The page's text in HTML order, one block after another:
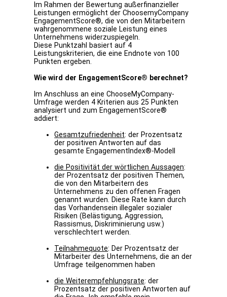
Im Rahmen der Bewertung außerfinanzieller
Leistungen ermöglicht der ChoosemyCompany
EngagementScore®, die von den Mitarbeitern
wahrgenommene soziale Leistung eines
Unternehmens widerzuspiegeln.
Diese Punktzahl basiert auf 4
Leistungskriterien, die eine Endnote von 100
Punkten ergeben.
Wie wird der EngagementScore® berechnet?
Im Anschluss an eine ChooseMyCompany-
Umfrage werden 4 Kriterien aus 25 Punkten
analysiert und zum EngagementScore®
addiert:
Gesamtzufriedenheit: der Prozentsatz
der positiven Antworten auf das
gesamte EngagementIndex®-Modell
die Positivität der wörtlichen Aussagen:
der Prozentsatz der positiven Themen,
die von den Mitarbeitern des
Unternehmens zu den offenen Fragen
genannt wurden. Diese Rate kann durch
das Vorhandensein illegaler sozialer
Risiken (Belästigung, Aggression,
Rassismus, Diskriminierung usw.)
verschlechtert werden.
Teilnahmequote: Der Prozentsatz der
Mitarbeiter des Unternehmens, die an der
Umfrage teilgenommen haben
die Weiterempfehlungsrate: der
Prozentsatz der positiven Antworten auf